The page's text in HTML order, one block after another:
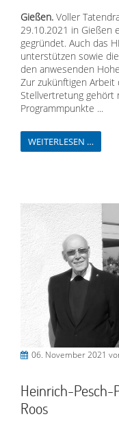
Gießen. Voller
29.10.2021 in Gießen
gegründet. Auch das
unterstützen sowie
den anwesenden
Zur zukünftigen
Stellvertretung gehört
Programmpunkte ...
WEITERLESEN …
06. November 2021
Heinrich-Pesch-
Roos